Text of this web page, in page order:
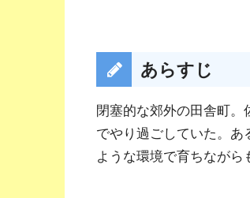
あらすじ
閉塞的な郊外の田舎町。
でやり過ごしていた。あ
ような環境で育ちなが